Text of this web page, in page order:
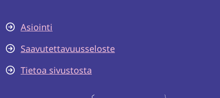
Asiointi
Saavutettavuusseloste
Tietoa sivustosta